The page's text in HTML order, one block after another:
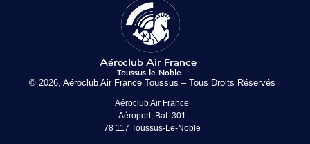
© 2026, Aéroclub Air France Toussus – Tous Droits Réservés
Aéroclub Air France
Aéroport, Bat. 301
78 117 Toussus-Le-Noble